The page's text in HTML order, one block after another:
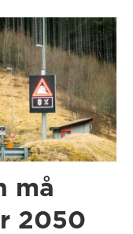
må
2050